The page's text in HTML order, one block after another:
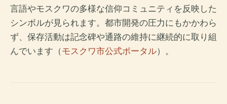
言語やモスクワの多様な信仰コミュニティを反映した
シンボルが見られます。都市開発の圧力にもかかわら
ず、保存活動は記念碑や通路の維持に継続的に取り組
んでいます（モスクワ市公式ポータル）。